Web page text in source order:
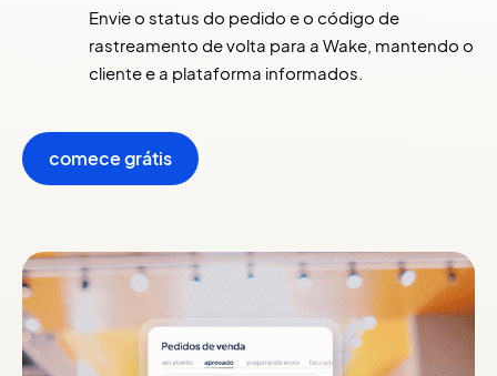
Envie o status do pedido e o código de
rastreamento de volta para a Wake, mantendo o
cliente e a plataforma informados.
comece grátis